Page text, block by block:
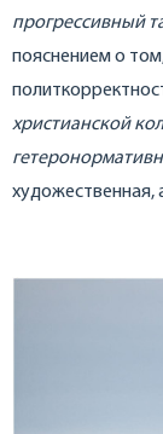
прогрессивный
пояснением о
христианской
художественная,